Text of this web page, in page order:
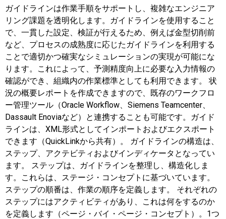
ガイドラインは作業手順をサポートし、複雑なエンジニア
リング課題を透明化します。ガイドラインを使用すること
で、一貫した設定、検証が行えるため、例えば金型切削前
など、プロセスの成熟度に応じたガイドラインを利用する
ことで適切かつ確実なシミュレーションの実現が可能にな
ります。これによって、予測精度向上に必要な入力情報の
確認ができ、組織内の作業標準としても利用できます。 状
況の概要レポートを作成できますので、既存のワークフロ
ー管理ツール（Oracle Workflow、Siemens Teamcenter、
Dassault Enoviaなど）と連携することも可能です。ガイド
ラインは、XML形式としてインポートおよびエクスポート
できます（QuickLinkから共有）。 ガイドラインの構造は、
ステップ、アクテビティおよびインディケータとなってい
ます。 ステップは、ガイドラインを整理し、構造化しま
す。これらは、ステージ・コンセプトに基づいています。
ステップの順番は、作業の順序を定義します。 それぞれの
ステップにはアクティビティがあり、これは何をするのか
を定義します（ページ・バイ・ページ・コンセプト）。1つ